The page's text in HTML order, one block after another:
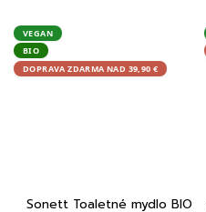
VEGAN
BIO
DOPRAVA ZDARMA NAD 39,90 €
Sonett Toaletné mydlo BIO